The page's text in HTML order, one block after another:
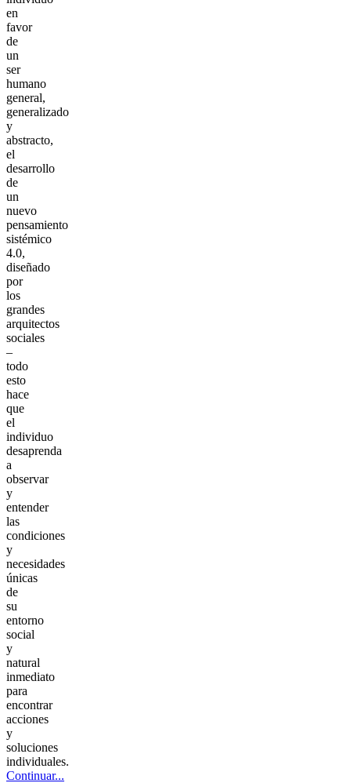
en
favor
de
un
ser
humano
general,
generalizado
y
abstracto,
el
desarrollo
de
un
nuevo
pensamiento
sistémico
4.0,
diseñado
por
los
grandes
arquitectos
sociales
–
todo
esto
hace
que
el
individuo
desaprenda
a
observar
y
entender
las
condiciones
y
necesidades
únicas
de
su
entorno
social
y
natural
inmediato
para
encontrar
acciones
y
soluciones
individuales.
Continuar...